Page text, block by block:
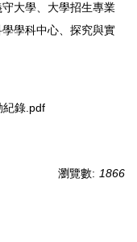
大學、大學招生專業
學科中心、探究與實
紀錄.pdf
瀏覽數: 1866